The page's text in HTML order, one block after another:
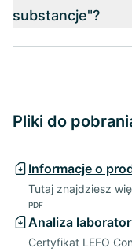
substancje"?
Pliki do
Informacje o
Tutaj znajdziesz
PDF
Analiza
Certyfikat LEFO